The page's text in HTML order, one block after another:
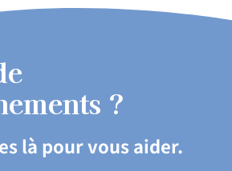
?
là pour vous aider.